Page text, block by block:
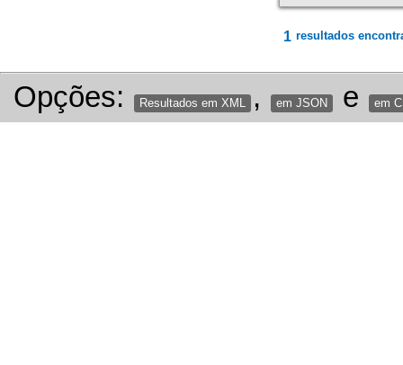
1 resultados
Opções: Resultados em XML , em JSON e em